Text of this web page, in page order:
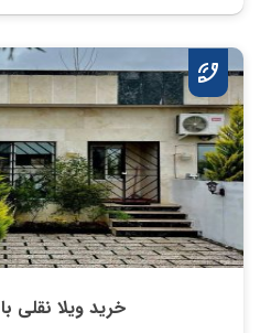
خرید ویلا نقلی با ۱۵۰ متر زمین